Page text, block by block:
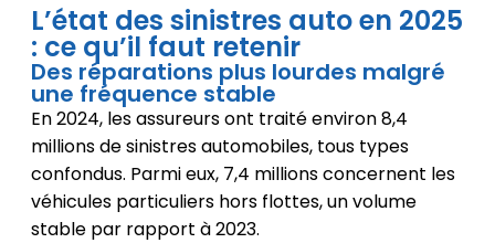
L’état des sinistres auto en 2025
: ce qu’il faut retenir
Des réparations plus lourdes malgré
une fréquence stable
En 2024, les assureurs ont traité environ 8,4
millions de sinistres automobiles, tous types
confondus. Parmi eux, 7,4 millions concernent les
véhicules particuliers hors flottes, un volume
stable par rapport à 2023.